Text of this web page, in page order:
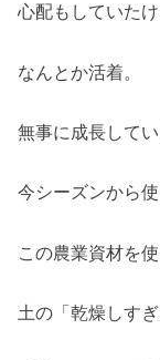
心配もしていたけ
なんとか活着。
無事に成長してい
今シーズンから
この農業資材を
土の「乾燥しす